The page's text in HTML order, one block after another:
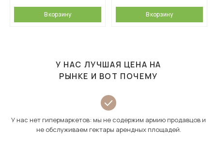
В корзину В корзину
У НАС ЛУЧШАЯ ЦЕНА НА
РЫНКЕ И ВОТ ПОЧЕМУ
У нас нет гипермаркетов: мы не содержим армию продавцов и
не обслуживаем гектары арендных площадей.